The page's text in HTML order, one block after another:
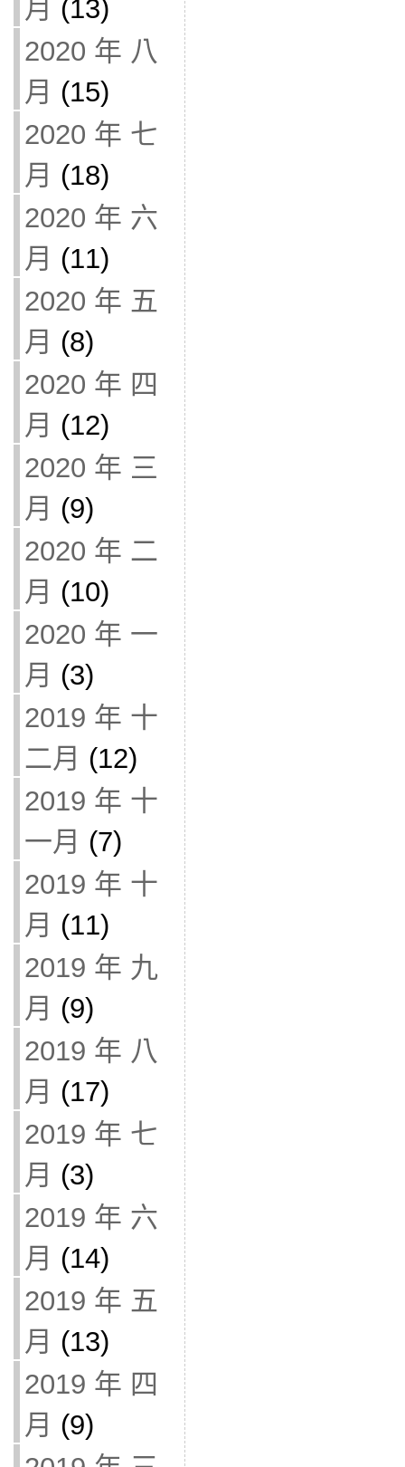
月 (13)
2020 年 八
月 (15)
2020 年 七
月 (18)
2020 年 六
月 (11)
2020 年 五
月 (8)
2020 年 四
月 (12)
2020 年 三
月 (9)
2020 年 二
月 (10)
2020 年 一
月 (3)
2019 年 十
二月 (12)
2019 年 十
一月 (7)
2019 年 十
月 (11)
2019 年 九
月 (9)
2019 年 八
月 (17)
2019 年 七
月 (3)
2019 年 六
月 (14)
2019 年 五
月 (13)
2019 年 四
月 (9)